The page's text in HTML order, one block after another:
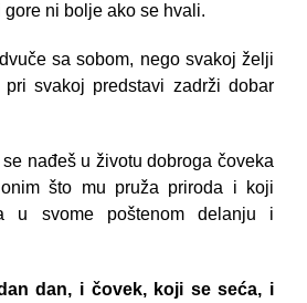
ni bolje ako se hvali.
sa sobom, nego svakoj želji
svakoj predstavi zadrži dobar
nađeš u životu dobroga čoveka
što mu pruža priroda i koji
u svome poštenom delanju i
dan, i čovek, koji se seća, i